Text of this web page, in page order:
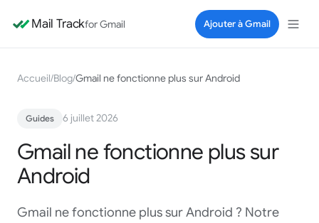
Mail Trackfor Gmail Ajouter à Gmail
Accueil/Blog/Gmail ne fonctionne plus sur Android
Guides 6 juillet 2026
Gmail ne fonctionne plus sur
Android
Gmail ne fonctionne plus sur Android ? Notre